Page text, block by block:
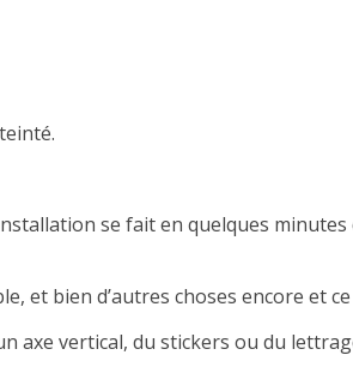
se fait en quelques
et bien d’autres choses encore et
axe vertical, du stickers ou du